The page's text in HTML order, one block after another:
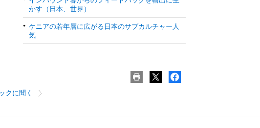
かす（日本、世界）
ケニアの若年層に広がる日本のサブカルチャー人
気
クに聞く